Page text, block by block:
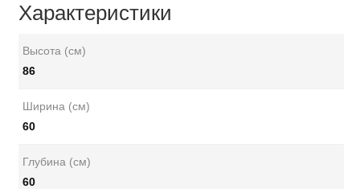
Характеристики
Высота (см)
86
Ширина (см)
60
Глубина (см)
60